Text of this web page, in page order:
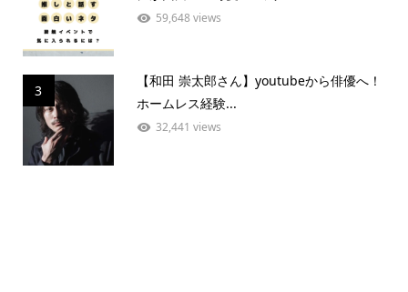
59,648 views
3
【和田 崇太郎さん】youtubeから俳優へ！
ホームレス経験...
32,441 views